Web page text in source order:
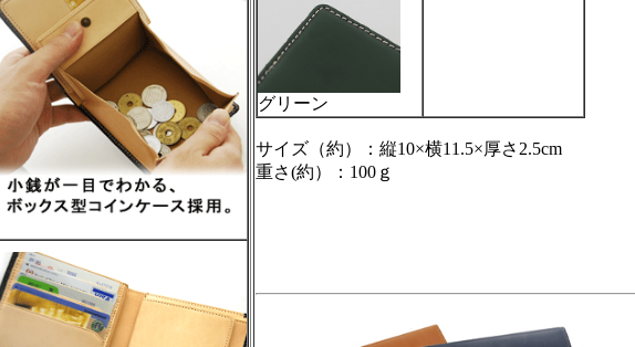
グリーン
サイズ（約）：縦10×横11.5×厚さ2.5cm
重さ(約）：100ｇ